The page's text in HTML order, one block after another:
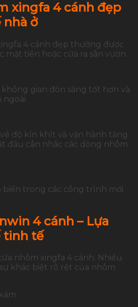
xingfa 4 cánh đẹp
ở
4 cánh đẹp thường được
mặt tiền hoặc cửa ra sân vườn.
gian đón sáng tốt hơn và
độ kín khít và vận hành tăng
đầu cân nhắc các dòng nhôm
trong các công trình mới
4 cánh – Lựa
tinh tế
nhôm xingfa 4 cánh. Nhiều
khác biệt rõ rệt của nhôm